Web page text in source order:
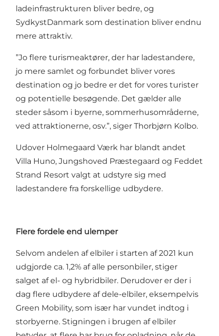
ladeinfrastrukturen bliver bedre, og
SydkystDanmark som destination bliver endnu
mere attraktiv.
”Jo flere turismeaktører, der har ladestandere,
jo mere samlet og forbundet bliver vores
destination og jo bedre er det for vores turister
og potentielle besøgende. Det gælder alle
steder såsom i byerne, sommerhusområderne,
ved attraktionerne, osv.”, siger Thorbjørn Kolbo.
Udover Holmegaard Værk har blandt andet
Villa Huno, Jungshoved Præstegaard og Feddet
Strand Resort valgt at udstyre sig med
ladestandere fra forskellige udbydere.
Flere fordele end ulemper
Selvom andelen af elbiler i starten af 2021 kun
udgjorde ca. 1,2% af alle personbiler, stiger
salget af el- og hybridbiler. Derudover er der i
dag flere udbydere af dele-elbiler, eksempelvis
Green Mobility, som især har vundet indtog i
storbyerne. Stigningen i brugen af elbiler